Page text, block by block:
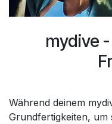
mydive
Während deinem
Grundfertigkeiten,